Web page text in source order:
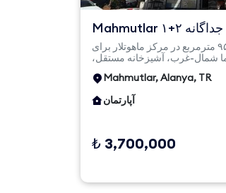
Mahmutlar برای فروش، با آشپزخانه جداگانه ۲+۱
| طبقه سوم، کام...
خلاصه: واحد ۲+۱ با مساحت ۹۵ مترمربع در مرکز ماهوتلار برای
شمال-غرب، آشپزخانه مستقل،
Mahmutlar, Alanya, TR
آپارتمان
₺ 3,700,000